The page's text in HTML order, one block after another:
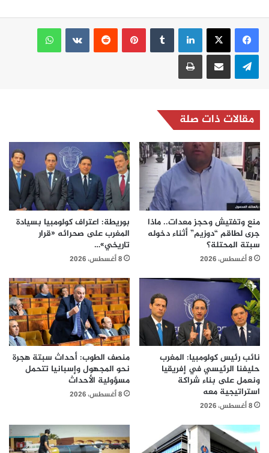
لينكدإن بينتيريست
واتساب
تيلقرام مشاركة عبر البريد طباعة
مقالات ذات صلة
منع وتفتيش وحجز معدات.. ماذا
جرى لطاقم “دوزيم” أثناء دخوله
سبتة المحتلة؟
8 أغسطس، 2026
بوريطة: اعتراف كولومبيا بسيادة
المغرب على صحرائه «قرار
تاريخي»…
8 أغسطس، 2026
نائب رئيس كولومبيا: المغرب
حليفنا الرئيسي في إفريقيا
ونعمل على بناء شراكة
استراتيجية معه
8 أغسطس، 2026
منصف الطوب: أحداث سبتة هجرة
نحو المجهول وإسبانيا تتحمل
مسؤولية الأحداث
8 أغسطس، 2026